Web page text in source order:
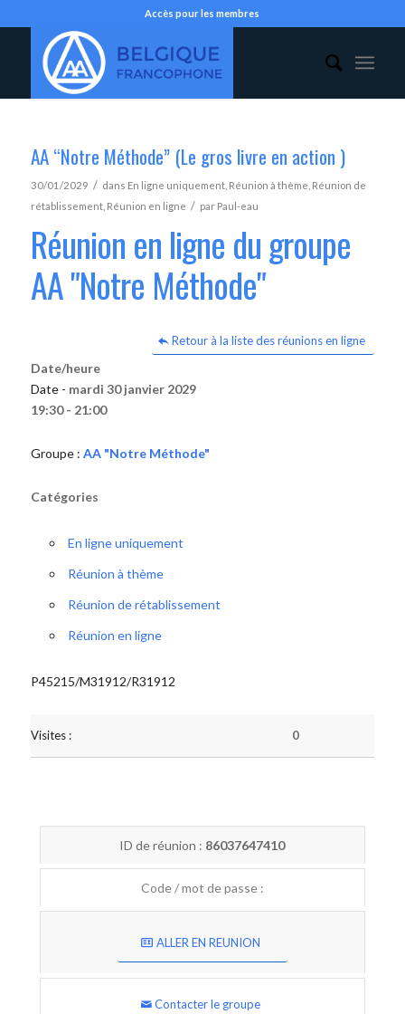
Accès pour les membres
AA “Notre Méthode” (Le gros livre en action )
30/01/2029 / dans En ligne uniquement, Réunion à thème Réunion de
rétablissement, Réunion en ligne / par Paul-eau
Réunion en ligne du groupe
AA "Notre Méthode"
Retour à la liste des réunions en ligne
Date/heure
Date - mardi 30 janvier 2029
19:30 - 21:00
Groupe : AA "Notre Méthode"
Catégories
En ligne uniquement
Réunion à thème
Réunion de rétablissement
Réunion en ligne
P45215/M31912/R31912
Visites : 0
ID de réunion : 86037647410
Code / mot de passe :
ALLER EN REUNION
Contacter le groupe